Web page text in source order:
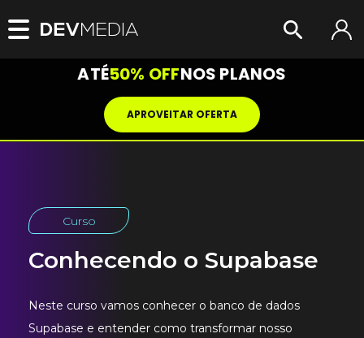
ATÉ50% OFFNOS PLANOS
APROVEITAR OFERTA
Curso
Conhecendo o Supabase
Neste curso vamos conhecer o banco de dados
Supabase e entender como transformar nosso